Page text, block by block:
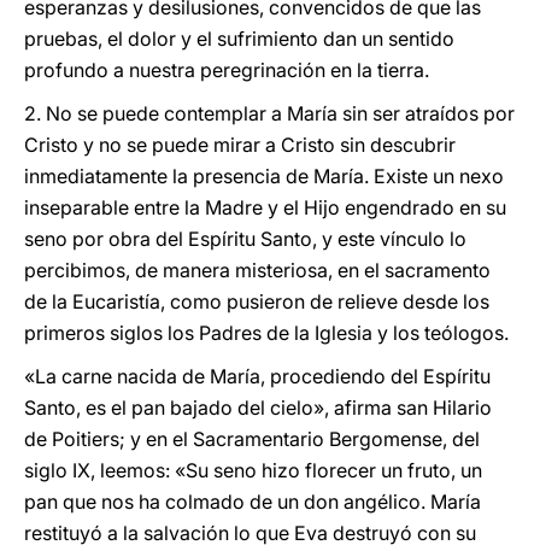
esperanzas y desilusiones, convencidos de que las
pruebas, el dolor y el sufrimiento dan un sentido
profundo a nuestra peregrinación en la tierra.
2. No se puede contemplar a María sin ser atraídos por
Cristo y no se puede mirar a Cristo sin descubrir
inmediatamente la presencia de María. Existe un nexo
inseparable entre la Madre y el Hijo engendrado en su
seno por obra del Espíritu Santo, y este vínculo lo
percibimos, de manera misteriosa, en el sacramento
de la Eucaristía, como pusieron de relieve desde los
primeros siglos los Padres de la Iglesia y los teólogos.
«La carne nacida de María, procediendo del Espíritu
Santo, es el pan bajado del cielo», afirma san Hilario
de Poitiers; y en el Sacramentario Bergomense, del
siglo IX, leemos: «Su seno hizo florecer un fruto, un
pan que nos ha colmado de un don angélico. María
restituyó a la salvación lo que Eva destruyó con su